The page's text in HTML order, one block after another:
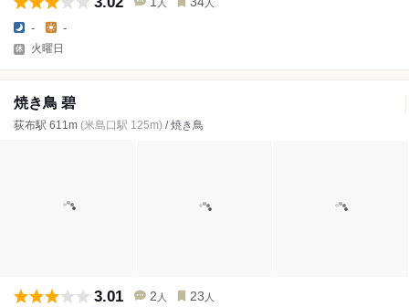
人 人
- -
火曜日
焼き鳥 碧
荻布駅 611m (米島口駅 125m) / 焼き鳥
3.01 2 人 23 人